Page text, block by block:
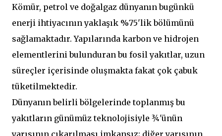
Kömür, petrol ve doğalgaz dünyanın bugünkü
enerji ihtiyacının yaklaşık %75'lik bölümünü
sağlamaktadır. Yapılarında karbon ve hidrojen
elementlerini bulunduran bu fosil yakıtlar, uzun
süreçler içerisinde oluşmakta fakat çok çabuk
tüketilmektedir.
Dünyanın belirli bölgelerinde toplanmış bu
yakıtların günümüz teknolojisiyle ¾'ünün
yarısının çıkarılması imkansız; diğer yarısının